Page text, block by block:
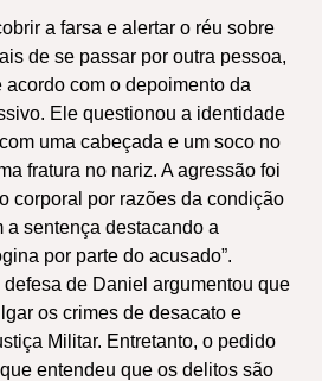
a farsa e alertar o réu sobre
de se passar por outra pessoa,
acordo com o depoimento da
Ele questionou a identidade
uma cabeçada e um soco no
fratura no nariz. A agressão foi
corporal por razões da condição
a sentença destacando a
por parte do acusado”.
de Daniel argumentou que
os crimes de desacato e
Militar. Entretanto, o pedido
entendeu que os delitos são